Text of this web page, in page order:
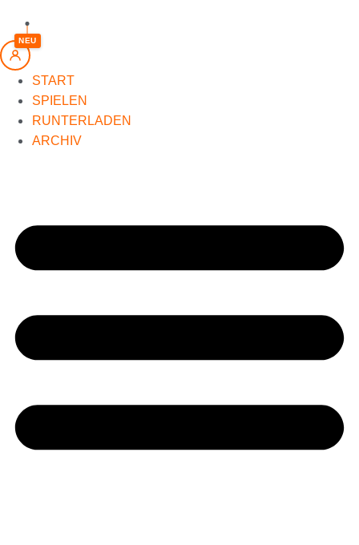
springen
NEU
START
SPIELEN
RUNTERLADEN
ARCHIV